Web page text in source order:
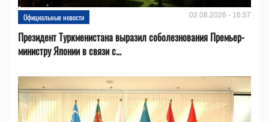
Официальные новости 02.08.2026 - 16:57
Президент Туркменистана выразил соболезнования Премьер-
министру Японии в связи с...